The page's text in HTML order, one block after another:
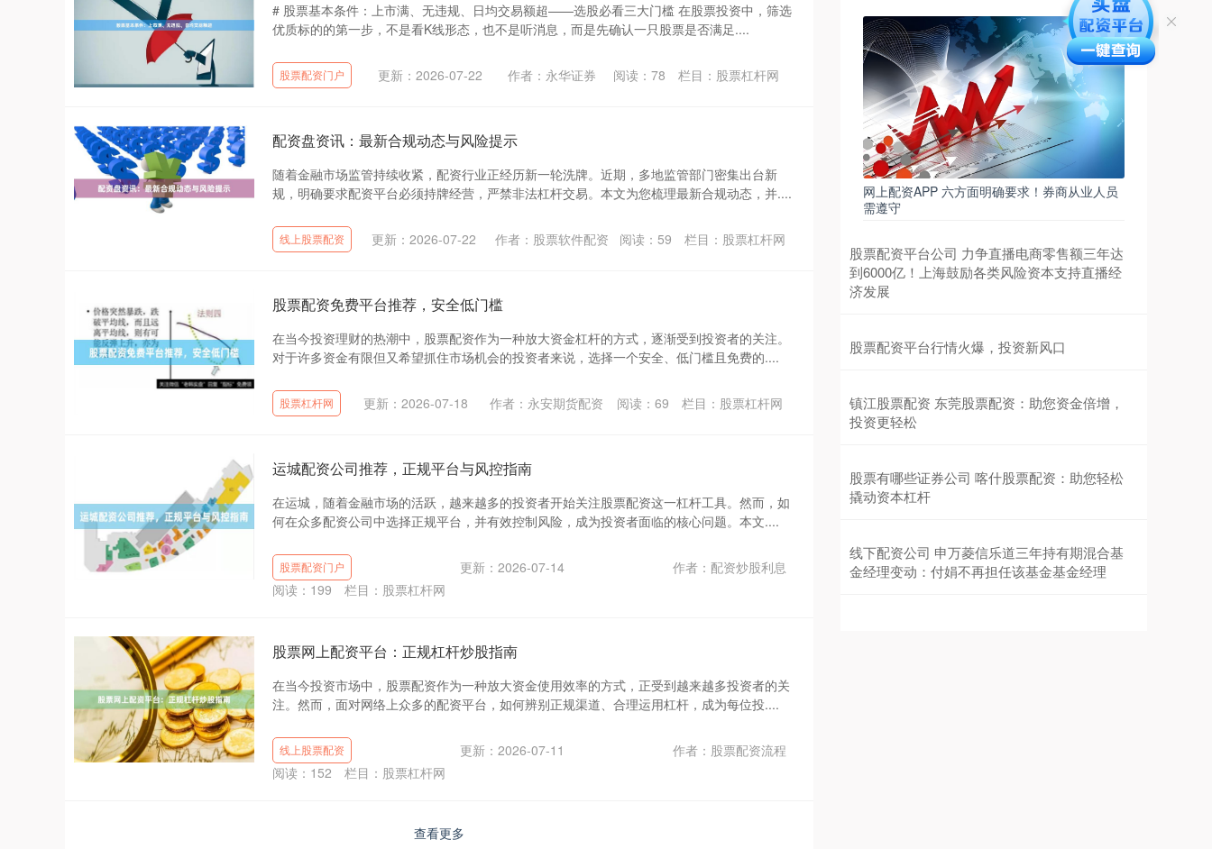
# 股票基本条件：上市满、无违规、日均交易额超——选股必看三大门槛 在股票投资中，筛选
优质标的的第一步，不是看K线形态，也不是听消息，而是先确认一只股票是否满足....
股票配资门户 更新：2026-07-22 作者：永华证券 阅读： 78 栏目： 股票杠杆网
配资盘资讯：最新合规动态与风险提示
随着金融市场监管持续收紧，配资行业正经历新一轮洗牌。近期，多地监管部门密集出台新
规，明确要求配资平台必须持牌经营，严禁非法杠杆交易。本文为您梳理最新合规动态，并....
线上股票配资 更新：2026-07-22 作者：股票软件配资 阅读： 59 栏目： 股票杠杆网
股票配资免费平台推荐，安全低门槛
在当今投资理财的热潮中，股票配资作为一种放大资金杠杆的方式，逐渐受到投资者的关注。
对于许多资金有限但又希望抓住市场机会的投资者来说，选择一个安全、低门槛且免费的....
股票杠杆网 更新：2026-07-18 作者：永安期货配资 阅读： 69 栏目： 股票杠杆网
运城配资公司推荐，正规平台与风控指南
在运城，随着金融市场的活跃，越来越多的投资者开始关注股票配资这一杠杆工具。然而，如
何在众多配资公司中选择正规平台，并有效控制风险，成为投资者面临的核心问题。本文....
股票配资门户 更新：2026-07-14
作者：配资炒股利息
阅读： 199 栏目： 股票杠杆网
股票网上配资平台：正规杠杆炒股指南
在当今投资市场中，股票配资作为一种放大资金使用效率的方式，正受到越来越多投资者的关
注。然而，面对网络上众多的配资平台，如何辨别正规渠道、合理运用杠杆，成为每位投....
线上股票配资 更新：2026-07-11
作者：股票配资流程
阅读： 152 栏目： 股票杠杆网
查看更多
备受全球瞩目的特朗普-哈里斯首场辩论已经结束实
盘配资杠杆，但观众们回味时却感到无聊，因为这
两名美国总统候选人都没有在关键
炒股杠杆平台配资 异动快报：大连友谊（000679）
8月6日9点38分触及涨停板
股票配资门户 2024-09-16
证券之星8月6日盘中消息，9点38分大连友谊
(000679)触及涨停板。目前价格3.77，上涨
9.91%。其所属行业一般
股票配资知识网 哈尔滨股票配资：助力投资，把握
财富机遇
股票杠杆网
其专业性、安全性，为投资者提供杠
网上配资APP 六方面明确要求！券商从业人员
需遵守
股票配资平台公司 力争直播电商零售额三年达
到6000亿！上海鼓励各类风险资本支持直播经
济发展
股票配资平台行情火爆，投资新风口
镇江股票配资 东莞股票配资：助您资金倍增，
投资更轻松
股票有哪些证券公司 喀什股票配资：助您轻松
撬动资本杠杆
线下配资公司 申万菱信乐道三年持有期混合基
金经理变动：付娟不再担任该基金基金经理